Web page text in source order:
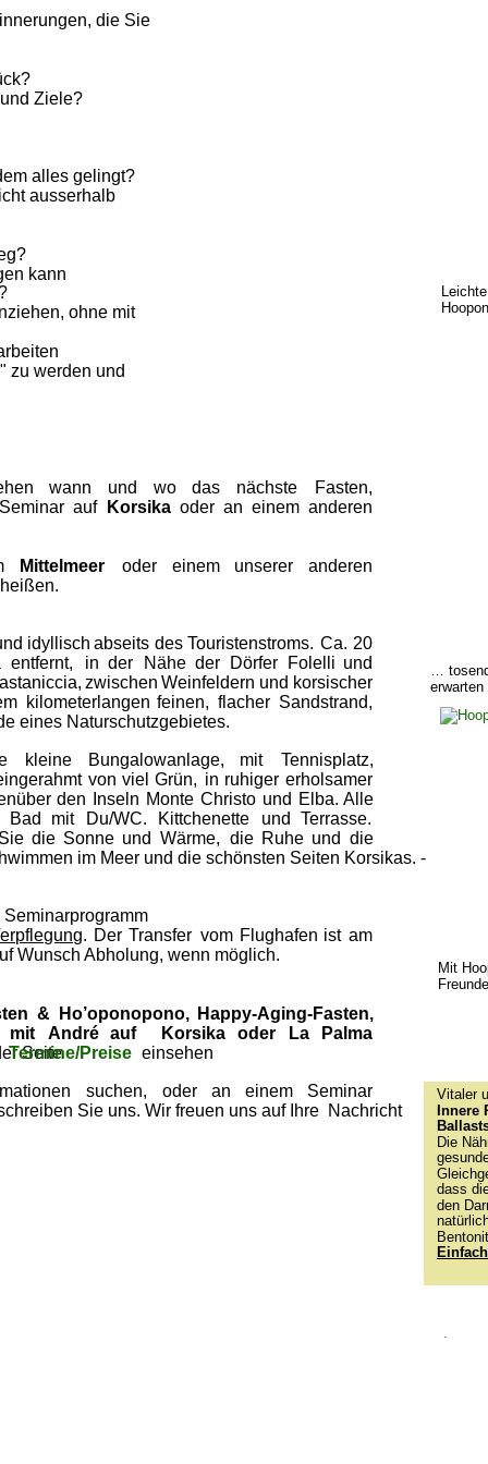
die Sie
Ziele?
alles gelingt?
ausserhalb
kann
ohne mit
zu werden und
wann und wo das nächste Fasten,
Seminar auf Korsika oder an einem anderen
Mittelmeer oder einem unserer anderen
idyllisch abseits des Touristenstroms. Ca. 20
entfernt, in der Nähe der Dörfer Folelli und
zwischen Weinfeldern und korsischer
kilometerlangen feinen, flacher Sandstrand,
eines Naturschutzgebietes.
kleine Bungalowanlage, mit Tennisplatz,
von viel Grün, in ruhiger erholsamer
den Inseln Monte Christo und Elba. Alle
Bad mit Du/WC. Kittchenette und Terrasse.
die Sonne und Wärme, die Ruhe und die
im Meer und die schönsten Seiten Korsikas. -
. Der Transfer vom Flughafen ist am
Wunsch Abholung, wenn möglich.
& Ho’oponopono, Happy-Aging-Fasten,
mit André auf Korsika oder La
Palma
Seite
Termine/Preise einsehen
suchen, oder an einem Seminar
Sie uns. Wir freuen uns auf Ihre  Nachricht
…
erwarten
Mit
.
Vitaler
Innere
Die
dass
den